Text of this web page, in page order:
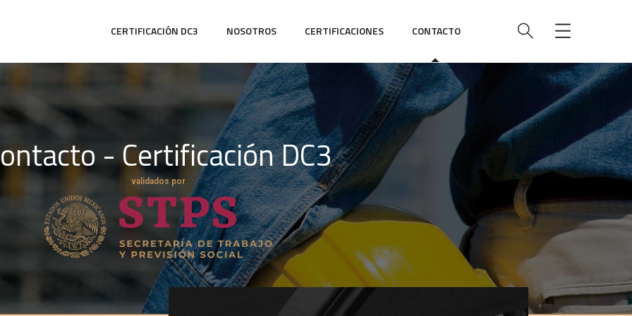
CERTIFICACIÓN DC3 NOSOTROS CERTIFICACIONES CONTACTO
- Certificación DC3
validados por